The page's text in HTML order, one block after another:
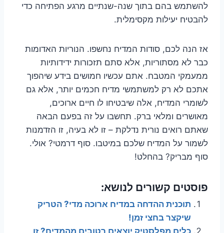
להשתמש בהם בתוך שנה-שנתיים מרגע הפתיחה כדי
להבטיח יעילות מקסימלית.
אז הנה לכם, סודות המדיח נחשפו. הנוריות האדומות
כבר לא מסתוריות, אלא סתם תזכורות ידידותיות
ממעמקי המטבח. אתם עכשיו חמושים בידע שיהפוך
אתכם לא רק למשתמשי מדיח חכמים יותר, אלא גם
לשומרי המדיח, אלה שיבטיחו לו חיים ארוכים,
מאושרים ומלאי ברק. תחשבו על זה בפעם הבאה
שאתם רואים נורית נדלקת – זו לא בעיה, זו הזדמנות
לשמור על המדיח שלכם במיטבו. סוף דרמטי? אולי.
סוף מבריק? בהחלט!
פוסטים קשורים לנושא:
תוכנית ההדחה במדיח ארוכה מדי? הטריק
שיקצר בחצי זמן!
כלים מפלסטיק יוצאים רטובים מהמדיח? זו